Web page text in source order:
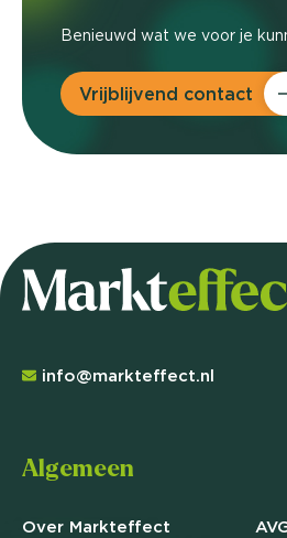
Benieuwd wat we voor je
Vrijblijvend contact
info@markteffect.nl
Algemeen
Over Markteffect